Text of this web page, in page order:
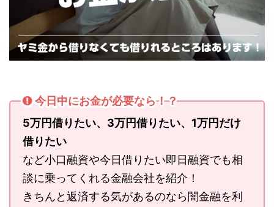
今日中にお金が必要なら！？
5万円借りたい、3万円借りたい、1万円だけ
借りたい
など小口融資や今日借りたい即日融資でも相
談に乗ってくれる金融会社を紹介！
きちんと返済する気があるのなら闇金融を利